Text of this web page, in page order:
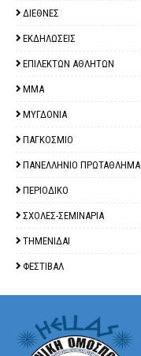
ΔΙΕΘΝΕΣ
ΕΚΔΗΛΩΣΕΙΣ
ΕΠΙΛΕΚΤΩΝ ΑΘΛΗΤΩΝ
ΜΜΑ
ΜΥΓΔΟΝΙΑ
ΠΑΓΚΟΣΜΙΟ
ΠΑΝΕΛΛΗΝΙΟ ΠΡΩΤΑΘΛΗΜΑ
ΠΕΡΙΟΔΙΚΟ
ΣΧΟΛΕΣ-ΣΕΜΙΝΑΡΙΑ
ΤΗΜΕΝΙΔΑΙ
ΦΕΣΤΙΒΑΛ